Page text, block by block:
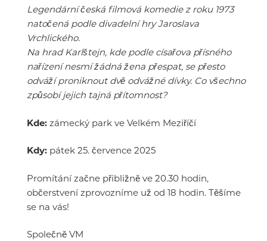
Legendární česká filmová komedie z roku 1973
natočená podle divadelní hry Jaroslava
Vrchlického.
Na hrad Karlštejn, kde podle císařova přísného
nařízení nesmí žádná žena přespat, se přesto
odváží proniknout dvě odvážné dívky. Co všechno
způsobí jejich tajná přítomnost?
Kde: zámecký park ve Velkém Meziříčí
Kdy: pátek 25. července 2025
Promítání začne přibližně ve 20.30 hodin,
občerstvení zprovozníme už od 18 hodin. Těšíme
se na vás!
Společně VM